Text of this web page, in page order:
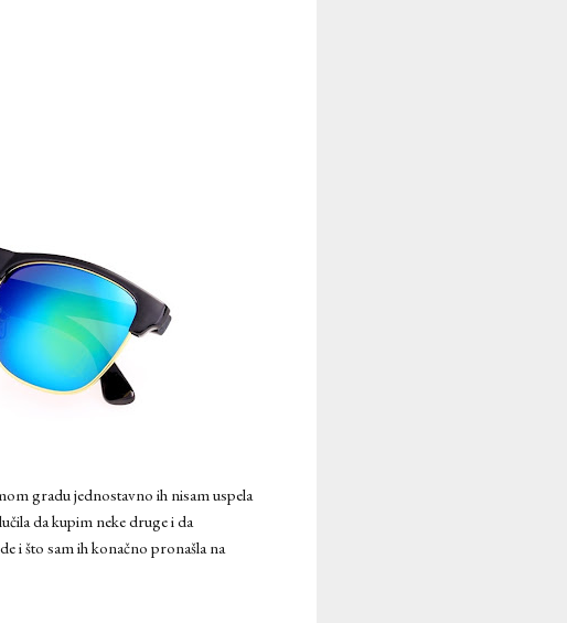
gradu jednostavno ih nisam uspela
da kupim neke druge i da
i što sam ih konačno pronašla na